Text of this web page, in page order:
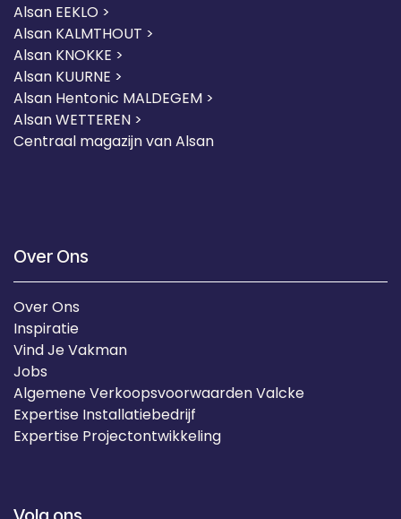
Alsan EEKLO >
Alsan KALMTHOUT >
Alsan KNOKKE >
Alsan KUURNE >
Alsan Hentonic MALDEGEM >
Alsan WETTEREN >
Centraal magazijn van Alsan
Over Ons
Over Ons
Inspiratie
Vind Je Vakman
Jobs
Algemene Verkoopsvoorwaarden Valcke
Expertise Installatiebedrijf
Expertise Projectontwikkeling